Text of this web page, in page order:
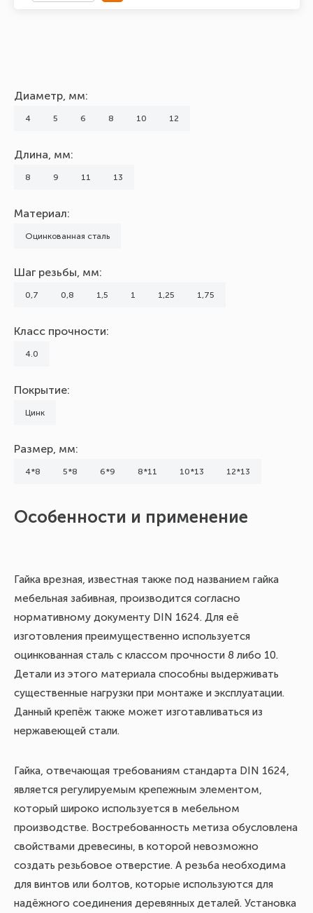
Диаметр, мм:
4 5 6 8 10 12
Длина, мм:
8 9 11 13
Материал:
Оцинкованная сталь
Шаг резьбы, мм:
0,7 0,8 1,5 1 1,25 1,75
Класс прочности:
4.0
Покрытие:
Цинк
Размер, мм:
4*8 5*8 6*9 8*11 10*13 12*13
Особенности и применение
Гайка врезная, известная также под названием гайка
мебельная забивная, производится согласно
нормативному документу DIN 1624. Для её
изготовления преимущественно используется
оцинкованная сталь с классом прочности 8 либо 10.
Детали из этого материала способны выдерживать
существенные нагрузки при монтаже и эксплуатации.
Данный крепёж также может изготавливаться из
нержавеющей стали.
Гайка, отвечающая требованиям стандарта DIN 1624,
является регулируемым крепежным элементом,
который широко используется в мебельном
производстве. Востребованность метиза обусловлена
свойствами древесины, в которой невозможно
создать резьбовое отверстие. А резьба необходима
для винтов или болтов, которые используются для
надёжного соединения деревянных деталей. Установка